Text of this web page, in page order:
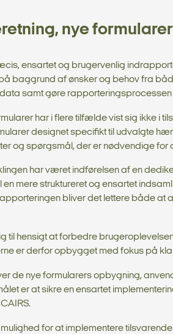
nye formularer
ensartet og brugervenlig
baggrund af ønsker og behov fra
samt gøre rapporteringsprocessen
har i flere tilfælde vist sig ikke
designet specifikt til udvalgte
og spørgsmål, der er nødvendige for
har været indførelsen af en
mere struktureret og ensartet
bliver det lettere både
til hensigt at forbedre
er derfor opbygget med fokus på
de nye formularers opbygning,
er at sikre en ensartet
for at implementere